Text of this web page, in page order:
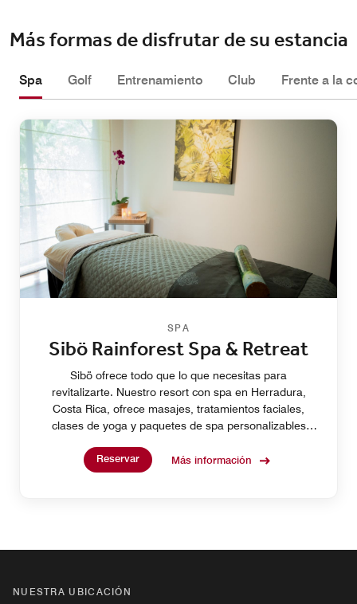
Más formas de disfrutar de su estancia
Spa Golf Entrenamiento Club Frente a la
SPA
Sibö Rainforest Spa & Retreat
Sibö ofrece todo que lo que necesitas para
revitalizarte. Nuestro resort con spa en Herradura,
Costa Rica, ofrece masajes, tratamientos faciales,
clases de yoga y paquetes de spa personalizables
tropicales del país.
Reservar Más información
NUESTRA UBICACIÓN